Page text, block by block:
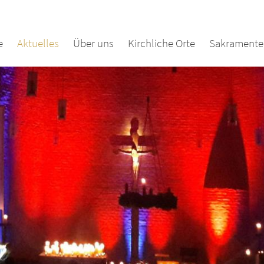
Aktuelles Über uns Kirchliche Orte